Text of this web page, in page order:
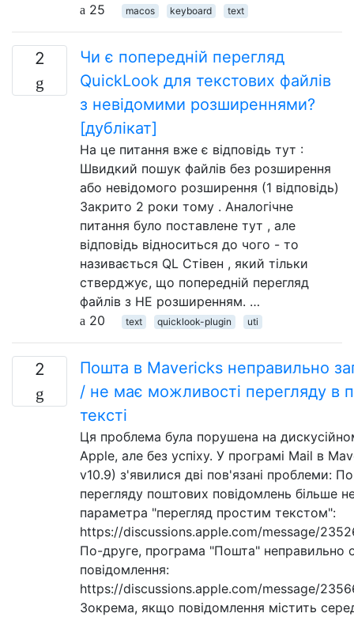
25
macos keyboard text
2
Чи є попередній перегляд
QuickLook для текстових файлів
з невідомими розширеннями?
[дублікат]
На це питання вже є відповідь тут :
Швидкий пошук файлів без розширення
або невідомого розширення (1 відповідь)
Закрито 2 роки тому . Аналогічне
питання було поставлене тут , але
відповідь відноситься до чого - то
називається QL Стівен , який тільки
стверджує, що попередній перегляд
файлів з НЕ розширенням. …
20
text quicklook-plugin uti
2
Пошта в Mavericks неправильно
/ не має можливості перегляду в
тексті
Ця проблема була порушена на
Apple, але без успіху. У програмі Mail в
v10.9) з'явилися дві пов'язані проблеми:
перегляду поштових повідомлень більше
параметра "перегляд простим текстом":
https://discussions.apple.com/message/
По-друге, програма "Пошта" неправильно
повідомлення:
https://discussions.apple.com/message/
Зокрема, якщо повідомлення містить